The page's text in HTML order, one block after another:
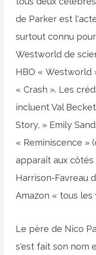
de Parker est
surtout connu
Westworld de
HBO « Westworld
« Crash ». Les
incluent Val
Story, » Emily
« Reminiscence »
apparaît aux côtés
Harrison-Favreau
Amazon « tous les
Le père de Nico
s'est fait son nom